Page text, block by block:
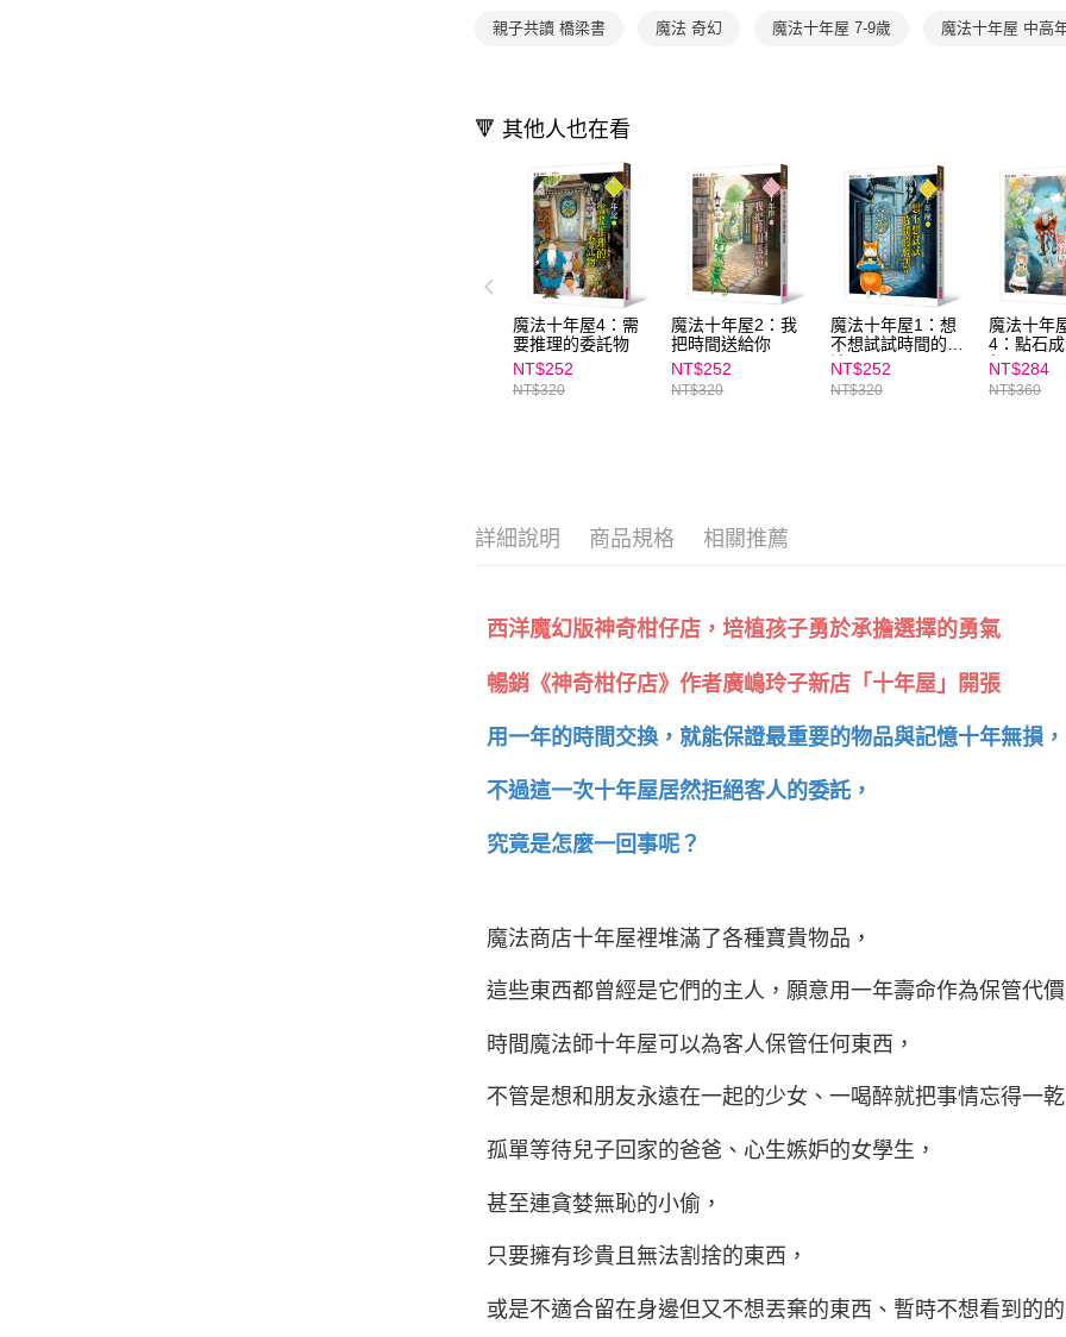
２．關於
結果請求
５．嚴禁
形，恩沛
動。
親子共讀 橋梁書 魔法 奇幻 魔法十年屋 7-9歲 魔法十年屋 中高
🔻 其他人也在看
魔法十年屋4：需
要推理的委託物
NT$252
NT$320
魔法十年屋2：我
把時間送給你
NT$252
NT$320
魔法十年屋1：想
不想試試時間的魔
法？
NT$252
NT$320
魔法十年
4：點石
行屋
NT$284
NT$360
詳細說明 商品規格 相關推薦
西洋魔幻版神奇柑仔店，培植孩子勇於承擔選擇的勇氣
暢銷《神奇柑仔店》作者廣嶋玲子新店「十年屋」開張
用一年的時間交換，就能保證最重要的物品與記憶十年無損，
不過這一次十年屋居然拒絕客人的委託，
究竟是怎麼一回事呢？
魔法商店十年屋裡堆滿了各種寶貴物品，
這些東西都曾經是它們的主人，願意用一年壽命作為保管代
時間魔法師十年屋可以為客人保管任何東西，
不管是想和朋友永遠在一起的少女、一喝醉就把事情忘得一
孤單等待兒子回家的爸爸、心生嫉妒的女學生，
甚至連貪婪無恥的小偷，
只要擁有珍貴且無法割捨的東西，
或是不適合留在身邊但又不想丟棄的東西、暫時不想看到的